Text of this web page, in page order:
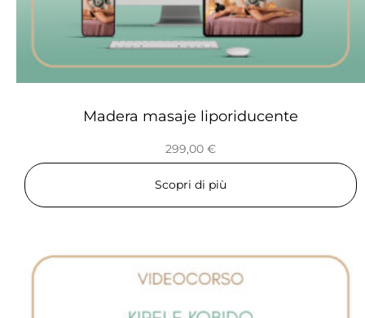
Madera masaje liporiducente
299,00 €
Scopri di più